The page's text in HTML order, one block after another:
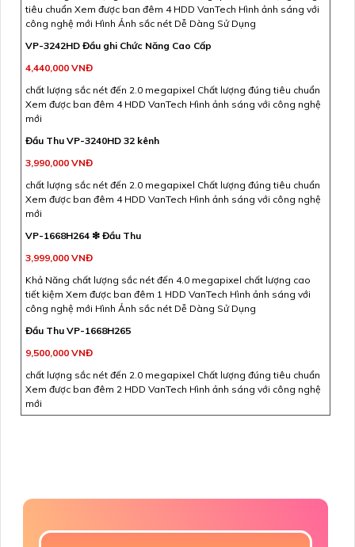
tiêu chuẩn Xem được ban đêm 4 HDD VanTech Hình ảnh sáng với
công nghệ mới Hình Ảnh sắc nét Dễ Dàng Sử Dụng
VP-3242HD Đầu ghi Chức Năng Cao Cấp
4,440,000 VNĐ
chất lượng sắc nét đến 2.0 megapixel Chất lượng đúng tiêu chuẩn
Xem được ban đêm 4 HDD VanTech Hình ảnh sáng với công nghệ
mới
Đầu Thu VP-3240HD 32 kênh
3,990,000 VNĐ
chất lượng sắc nét đến 2.0 megapixel Chất lượng đúng tiêu chuẩn
Xem được ban đêm 4 HDD VanTech Hình ảnh sáng với công nghệ
mới
VP-1668H264 ❇ Đầu Thu
3,999,000 VNĐ
Khả Năng chất lượng sắc nét đến 4.0 megapixel chất lượng cao
tiết kiệm Xem được ban đêm 1 HDD VanTech Hình ảnh sáng với
công nghệ mới Hình Ảnh sắc nét Dễ Dàng Sử Dụng
Đầu Thu VP-1668H265
9,500,000 VNĐ
chất lượng sắc nét đến 2.0 megapixel Chất lượng đúng tiêu chuẩn
Xem được ban đêm 2 HDD VanTech Hình ảnh sáng với công nghệ
mới